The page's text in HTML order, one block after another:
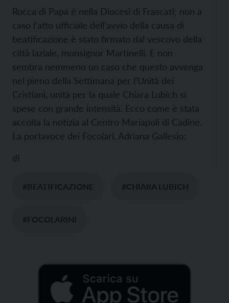
Rocca di Papa è nella Diocesi di Frascati; non a
caso l’atto ufficiale dell’avvio della causa di
beatificazione è stato firmato dal vescovo della
città laziale, monsignor Martinelli. E non
sembra nemmeno un caso che questo avvenga
nel pieno della Settimana per l’Unità dei
Cristiani, unità per la quale Chiara Lubich si
spese con grande intensità. Ecco come è stata
accolta la notizia al Centro Mariapoli di Cadine.
La portavoce dei Focolari, Adriana Gallesio:
di
#BEATIFICAZIONE #CHIARA LUBICH
#FOCOLARINI